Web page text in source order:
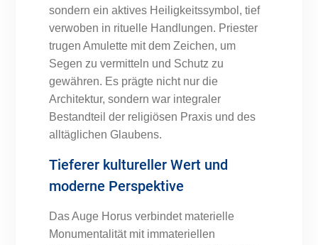
sondern ein aktives Heiligkeitssymbol, tief
verwoben in rituelle Handlungen. Priester
trugen Amulette mit dem Zeichen, um
Segen zu vermitteln und Schutz zu
gewähren. Es prägte nicht nur die
Architektur, sondern war integraler
Bestandteil der religiösen Praxis und des
alltäglichen Glaubens.
Tieferer kultureller Wert und
moderne Perspektive
Das Auge Horus verbindet materielle
Monumentalität mit immateriellen